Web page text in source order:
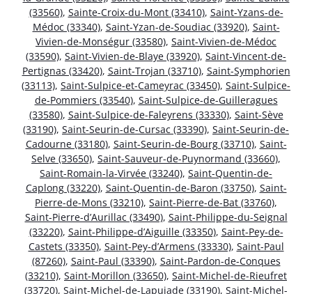
(33560), Sainte-Croix-du-Mont (33410), Saint-Yzans-de-
Médoc (33340), Saint-Yzan-de-Soudiac (33920), Saint-
Vivien-de-Monségur (33580), Saint-Vivien-de-Médoc
(33590), Saint-Vivien-de-Blaye (33920), Saint-Vincent-de-
Pertignas (33420), Saint-Trojan (33710), Saint-Symphorien
(33113), Saint-Sulpice-et-Cameyrac (33450), Saint-Sulpice-
de-Pommiers (33540), Saint-Sulpice-de-Guilleragues
(33580), Saint-Sulpice-de-Faleyrens (33330), Saint-Sève
(33190), Saint-Seurin-de-Cursac (33390), Saint-Seurin-de-
Cadourne (33180), Saint-Seurin-de-Bourg (33710), Saint-
Selve (33650), Saint-Sauveur-de-Puynormand (33660),
Saint-Romain-la-Virvée (33240), Saint-Quentin-de-
Caplong (33220), Saint-Quentin-de-Baron (33750), Saint-
Pierre-de-Mons (33210), Saint-Pierre-de-Bat (33760),
Saint-Pierre-d’Aurillac (33490), Saint-Philippe-du-Seignal
(33220), Saint-Philippe-d’Aiguille (33350), Saint-Pey-de-
Castets (33350), Saint-Pey-d’Armens (33330), Saint-Paul
(87260), Saint-Paul (33390), Saint-Pardon-de-Conques
(33210), Saint-Morillon (33650), Saint-Michel-de-Rieufret
(33720), Saint-Michel-de-Lapujade (33190), Saint-Michel-